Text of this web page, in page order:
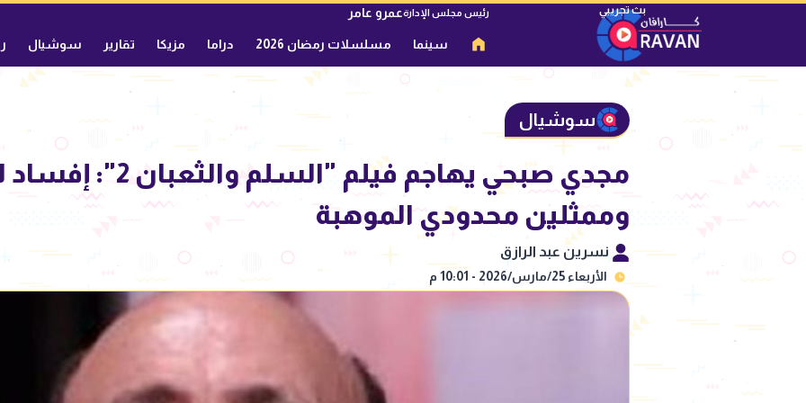
رئيس مجلس الإدارةعمرو عامر
سينما مسلسلات رمضان 2026 دراما مزيكا تقارير سوشيال
سوشيال
مجدي صبحي يهاجم فيلم
وممثلين محدودي الموهبة
نسرين عبد الرازق
الأربعاء 25/مارس/2026 - 10:01 م